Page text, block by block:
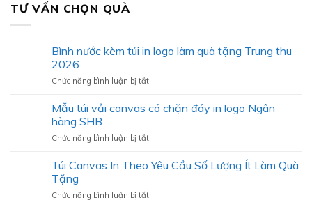
TƯ VẤN CHỌN QUÀ
Bình nước kèm túi in logo làm quà tặng Trung thu
2026
Chức năng bình luận bị tắtở
nước
in
làm
Mẫu túi vải canvas có chặn đáy in logo Ngân
hàng SHB
Chức năng bình luận bị tắtở
túi
có
Túi Canvas In Theo Yêu Cầu Số Lượng Ít Làm Quà
Tặng
Chức năng bình luận bị tắtở